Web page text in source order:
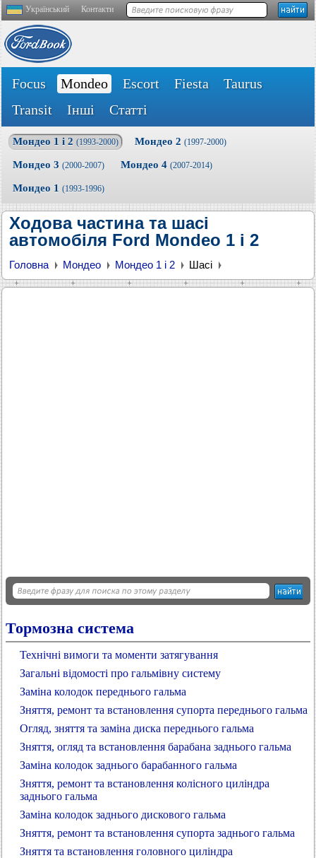
Український Контакти
Focus Mondeo Escort Fiesta
Taurus
Transit
Інші Статті
Мондео 1 і 2 (1993-2000) Мондео 2 (1997-2000)
Мондео 3 (2000-2007) Мондео 4 (2007-2014)
Мондео 1 (1993-1996)
Ходова частина та шасі
автомобіля Ford Mondeo 1 і 2
Головна Мондео Мондео 1 і 2 Шасі
Тормозна система
Технічні вимоги та моменти затягування
Загальні відомості про гальмівну систему
Заміна колодок переднього гальма
Зняття, ремонт та встановлення супорта переднього гальма
Огляд, зняття та заміна диска переднього гальма
Зняття, огляд та встановлення барабана заднього гальма
Заміна колодок заднього барабанного гальма
Зняття, ремонт та встановлення колісного циліндра
заднього гальма
Заміна колодок заднього дискового гальма
Зняття, ремонт та встановлення супорта заднього гальма
Зняття та встановлення головного циліндра